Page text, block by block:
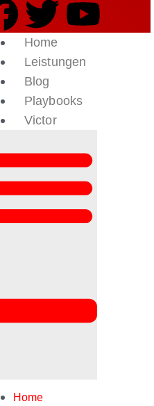
Home
Leistungen
Blog
Playbooks
Victor
Home